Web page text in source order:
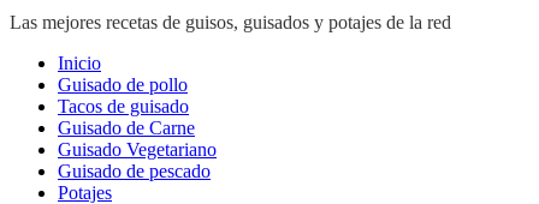
Las mejores recetas de guisos, guisados y potajes de la red
Inicio
Guisado de pollo
Tacos de guisado
Guisado de Carne
Guisado Vegetariano
Guisado de pescado
Potajes